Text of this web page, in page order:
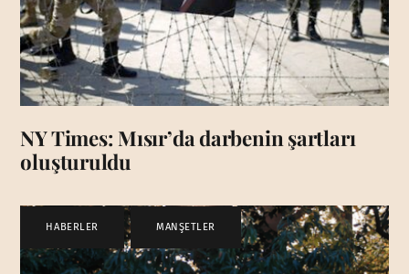
NY Times: Mısır’da darbenin şartları
oluşturuldu
HABERLER , MANŞETLER